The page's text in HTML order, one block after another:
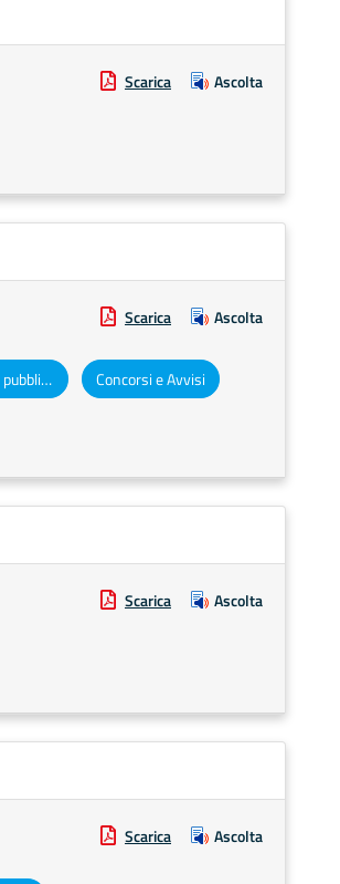
Scarica Ascolta
Scarica Ascolta
Atti degli enti locali e degli enti pubblici e privati Concorsi e Avvisi
Scarica Ascolta
Scarica Ascolta